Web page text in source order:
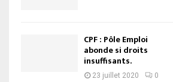
CPF : Pôle Emploi
abonde si droits
insuffisants.
23 juillet 2020 0